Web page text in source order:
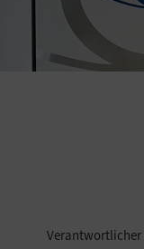
Verantwortlicher